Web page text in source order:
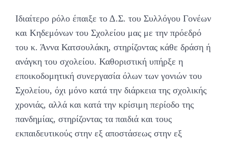
Ιδιαίτερο ρόλο έπαιξε το Δ.Σ. του Συλλόγου Γονέων
και Κηδεμόνων του Σχολείου μας με την πρόεδρό
του κ. Άννα Κατσουλάκη, στηρίζοντας κάθε δράση ή
ανάγκη του σχολείου. Καθοριστική υπήρξε η
εποικοδομητική συνεργασία όλων των γονιών του
Σχολείου, όχι μόνο κατά την διάρκεια της σχολικής
χρονιάς, αλλά και κατά την κρίσιμη περίοδο της
πανδημίας, στηρίζοντας τα παιδιά και τους
εκπαιδευτικούς στην εξ αποστάσεως στην εξ